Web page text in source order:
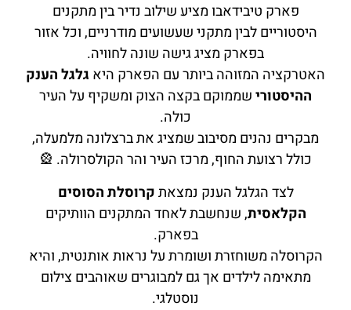
פארק טיבידאבו מציע שילוב נדיר בין מתקנים
היסטוריים לבין מתקני שעשועים מודרניים, וכל אזור
בפארק מציג גישה שונה לחוויה.
האטרקציה המזוהה ביותר עם הפארק היא גלגל הענק
ההיסטורישממוקם בקצה הצוק ומשקיף על העיר
כולה.
מבקרים נהנים מסיבוב שמציג את ברצלונה מלמעלה,
כולל רצועת החוף, מרכז העיר והר הקולסרולה. 🎡
לצד הגלגל הענק נמצאתקרוסלת הסוסים
הקלאסית, שנחשבת לאחד המתקנים הוותיקים
בפארק.
הקרוסלה משוחזרת ושומרת על נראות אותנטית, והיא
מתאימה לילדים אך גם למבוגרים שאוהבים צילום
נוסטלגי.